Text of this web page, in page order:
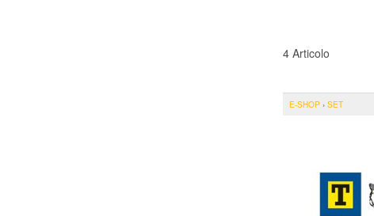
4 Articolo
E-SHOP › SET